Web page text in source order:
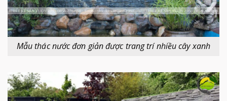
Mẫu thác nước đơn giản được trang trí nhiều cây xanh